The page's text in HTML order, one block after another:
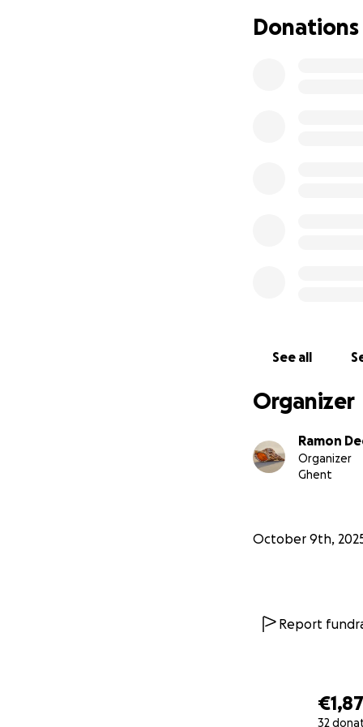
32
It is a very
he is fighting and
minder bloed
Het is een zeer
Vandaag vecht
Donations
See all
Organizer
Ramon
Organizer
Ghent
October 9th,
Report